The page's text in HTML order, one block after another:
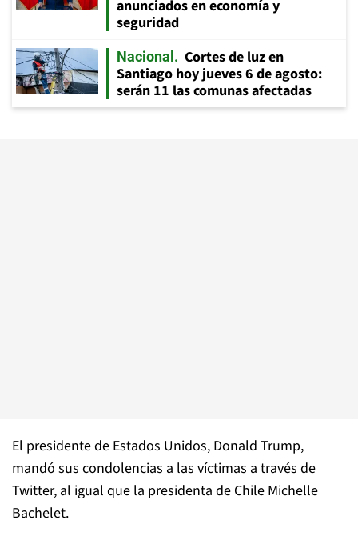
anunciados en economía y
seguridad
Nacional
Cortes de luz en
Santiago hoy jueves 6 de agosto:
serán 11 las comunas afectadas
El presidente de Estados Unidos, Donald Trump,
mandó sus condolencias a las víctimas a través de
Twitter, al igual que la presidenta de Chile Michelle
Bachelet.